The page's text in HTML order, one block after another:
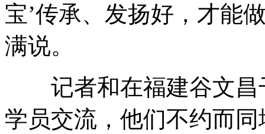
宝’传承、发扬好，才能
满说。
记者和在福建谷文昌
学员交流，他们不约而